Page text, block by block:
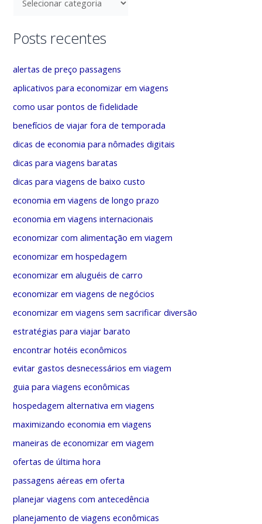
a
p
o
r
:
t
g
s
Posts recentes
alertas de preço passagens
aplicativos para economizar em viagens
como usar pontos de fidelidade
benefícios de viajar fora de temporada
dicas de economia para nômades digitais
dicas para viagens baratas
dicas para viagens de baixo custo
economia em viagens de longo prazo
economia em viagens internacionais
economizar com alimentação em viagem
economizar em hospedagem
economizar em aluguéis de carro
economizar em viagens de negócios
economizar em viagens sem sacrificar diversão
estratégias para viajar barato
encontrar hotéis econômicos
evitar gastos desnecessários em viagem
guia para viagens econômicas
hospedagem alternativa em viagens
maximizando economia em viagens
maneiras de economizar em viagem
ofertas de última hora
passagens aéreas em oferta
planejar viagens com antecedência
planejamento de viagens econômicas